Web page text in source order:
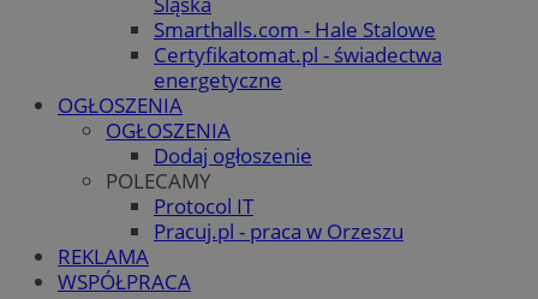
Smarthalls.com - Hale Stalowe
Certyfikatomat.pl - świadectwa
energetyczne
OGŁOSZENIA
OGŁOSZENIA
Dodaj ogłoszenie
POLECAMY
Protocol IT
Pracuj.pl - praca w Orzeszu
REKLAMA
WSPÓŁPRACA